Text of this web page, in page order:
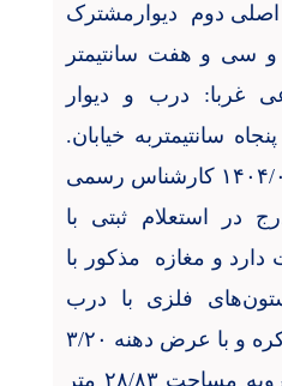
دوم
دیوارمشترک
متر و سی و هفت سانتیمتر
غربا: درب و دیوار
پنجاه سانتیمتربه خیابان.
نظر مورخ ۱۴۰۴/۰۲/۱۴ کارشناس رسمی
در استعلام ثبتی با
و مغازه
مذکور با
فلزی با درب
فلزی آلومنیومی و کرکره و با عرض دهنه ۳/۲۰
متر و ارتفاع ۴/۹۰ متروبه مساحت ۲۸/۸۳ متر